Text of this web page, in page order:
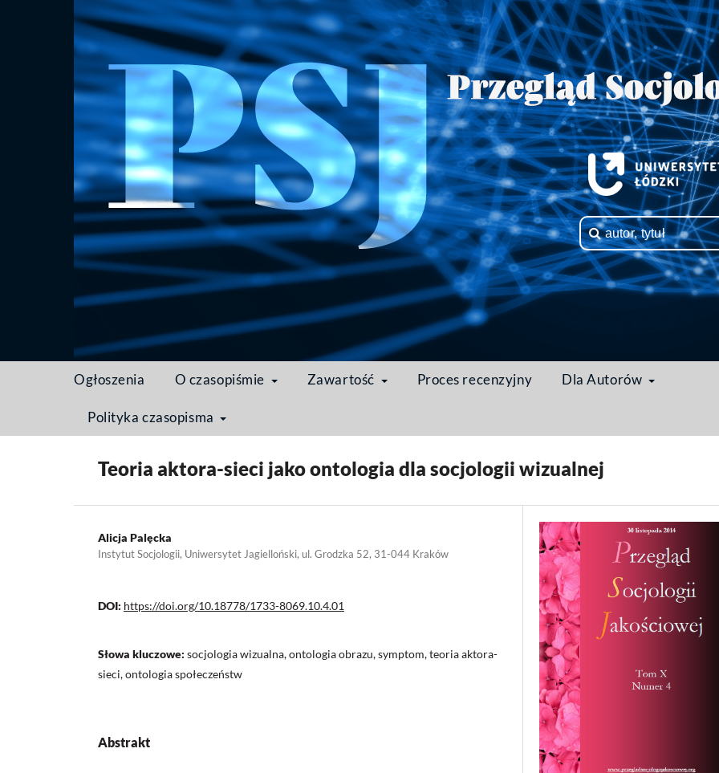
Ogłoszenia O czasopiśmie Zawartość Proces recenzyjny Dla Autorów
Polityka czasopisma
Strona domowa / Archiwum
Teoria aktora-sieci jako ontologia dla socjologii wizualnej
Alicja Palęcka
Instytut Socjologii, Uniwersytet Jagielloński, ul. Grodzka 52, 31-044 Kraków
DOI: https://doi.org/10.18778/1733-8069.10.4.01
Słowa kluczowe: socjologia wizualna, ontologia obrazu, symptom, teoria aktora-
sieci, ontologia społeczeństw
Abstrakt